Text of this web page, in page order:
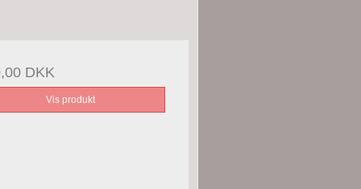
DKK
Vis produkt